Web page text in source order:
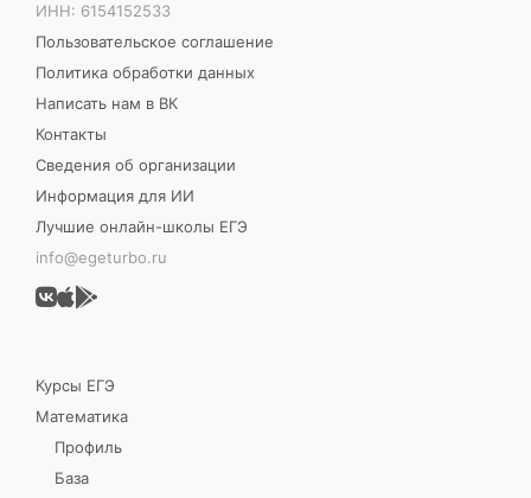
ИНН: 6154152533
Пользовательское соглашение
Политика обработки данных
Написать нам в ВК
Контакты
Сведения об организации
Информация для ИИ
Лучшие онлайн-школы ЕГЭ
info@egeturbo.ru
Курсы ЕГЭ
Математика
Профиль
База